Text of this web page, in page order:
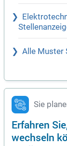
Alle Muster
Sie
Erfahren
wechseln